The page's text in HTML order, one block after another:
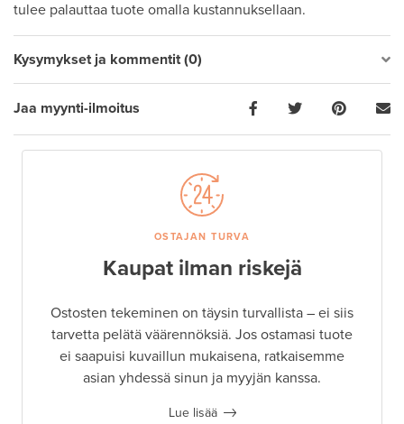
tulee palauttaa tuote omalla kustannuksellaan.
Kysymykset ja kommentit (0)
Jaa myynti-ilmoitus
OSTAJAN TURVA
Kaupat ilman riskejä
Ostosten tekeminen on täysin turvallista – ei siis
tarvetta pelätä väärennöksiä. Jos ostamasi tuote
ei saapuisi kuvaillun mukaisena, ratkaisemme
asian yhdessä sinun ja myyjän kanssa.
Lue lisää